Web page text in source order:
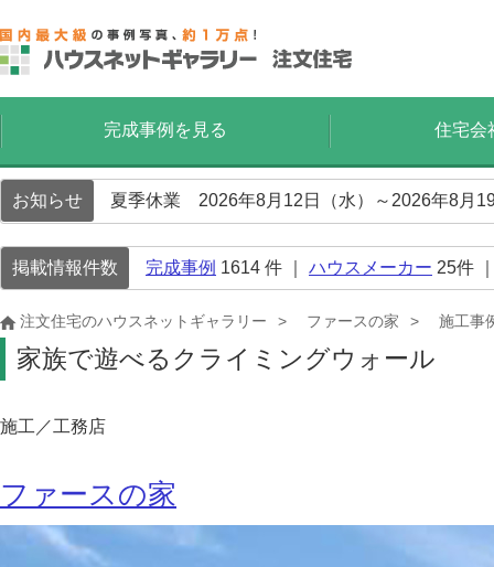
完成事例を見る 住宅会
お知らせ 夏季休業 2026年8月12日（水）～2026年8月
掲載情報件数 完成事例 1614 件 ｜ ハウスメーカー 25件
注文住宅のハウスネットギャラリー ファースの家 施工事
家族で遊べるクライミングウォール
施工／工務店
ファースの家